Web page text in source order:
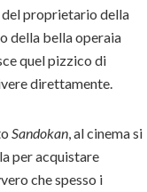
del proprietario della
della bella operaia
quel pizzico di
direttamente.
Sandokan , al cinema si
per acquistare
che spesso i